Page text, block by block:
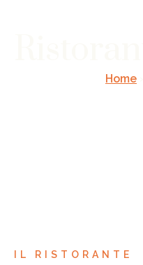
Home
IL RISTORANTE